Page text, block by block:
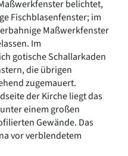
belichtet,
Fischblasenfenster; im
Maßwerkfenster
Im
gotische Schallarkaden
die übrigen
zugemauert.
der Kirche liegt das
einem großen
Gewände. Das
vor verblendetem